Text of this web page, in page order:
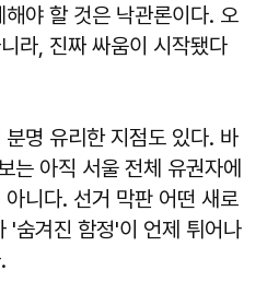
야 할 것은 낙관론이다. 오
라, 진짜 싸움이 시작됐다
명 유리한 지점도 있다. 바
는 아직 서울 전체 유권자에
니다. 선거 막판 어떤 새로
'숨겨진 함정'이 언제 튀어나